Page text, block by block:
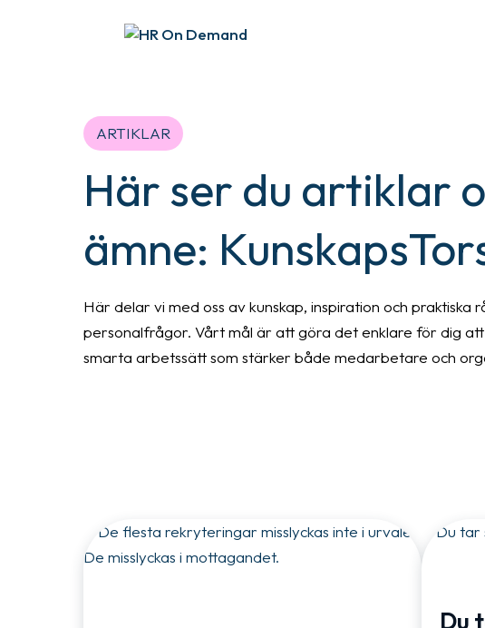
ARTIKLAR
Här ser du artiklar
ämne:
Här delar vi med oss av kunskap, inspiration och
personalfrågor. Vårt mål är att göra det enklare för dig
smarta arbetssätt som stärker både medarbetare och
Du